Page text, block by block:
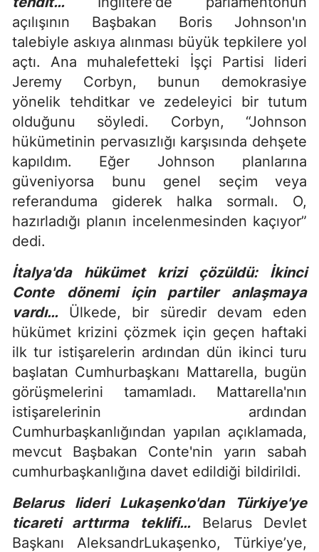
açılışının Başbakan Boris Johnson'ın
talebiyle askıya alınması büyük tepkilere yol
açtı. Ana muhalefetteki İşçi Partisi lideri
Jeremy Corbyn, bunun demokrasiye
yönelik tehditkar ve zedeleyici bir tutum
olduğunu söyledi. Corbyn, “Johnson
hükümetinin pervasızlığı karşısında dehşete
kapıldım. Eğer Johnson planlarına
güveniyorsa bunu genel seçim veya
referanduma giderek halka sormalı. O,
hazırladığı planın incelenmesinden kaçıyor”
dedi.
İtalya'da hükümet krizi çözüldü: İkinci
Conte dönemi için partiler anlaşmaya
vardı… Ülkede, bir süredir devam eden
hükümet krizini çözmek için geçen haftaki
ilk tur istişarelerin ardından dün ikinci turu
başlatan Cumhurbaşkanı Mattarella, bugün
görüşmelerini tamamladı. Mattarella'nın
istişarelerinin ardından
Cumhurbaşkanlığından yapılan açıklamada,
mevcut Başbakan Conte'nin yarın sabah
cumhurbaşkanlığına davet edildiği bildirildi.
Belarus lideri Lukaşenko'dan Türkiye'ye
ticareti arttırma teklifi… Belarus Devlet
Başkanı AleksandrLukaşenko, Türkiye’ye,